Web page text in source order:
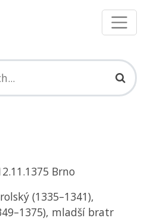
Brno
(1335–1341),
mladší bratr